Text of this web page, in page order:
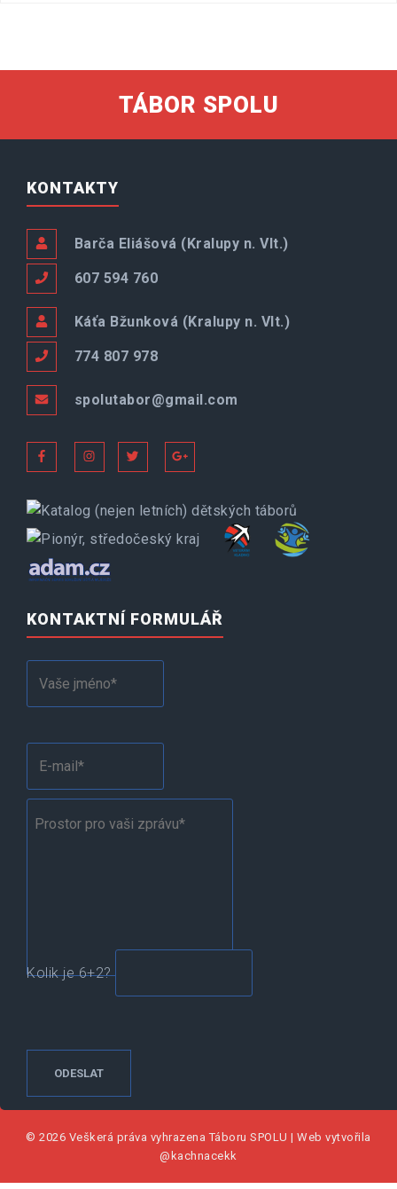
TÁBOR SPOLU
KONTAKTY
Barča Eliášová (Kralupy n. Vlt.)
607 594 760
Káťa Bžunková (Kralupy n. Vlt.)
774 807 978
spolutabor@gmail.com
KONTAKTNÍ FORMULÁŘ
Kolik je 6+2?
© 2026 Veškerá práva vyhrazenaTáboru SPOLU |Web vytvořila
@kachnacekk